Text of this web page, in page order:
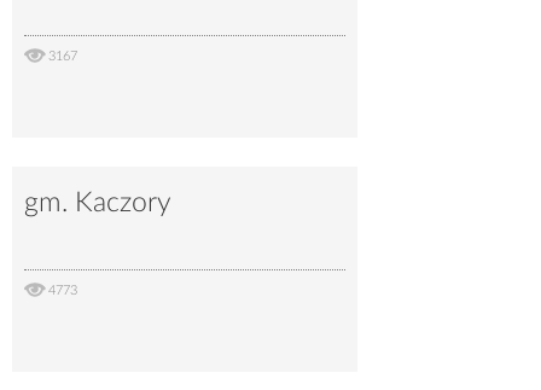
3167
gm. Kaczory
4773